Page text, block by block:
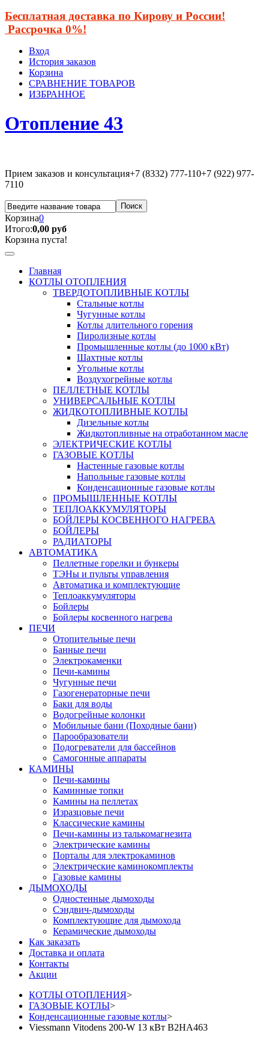
Бесплатная доставка по Кирову и России!
Рассрочка 0%!
Вход
История заказов
Корзина
СРАВНЕНИЕ ТОВАРОВ
ИЗБРАННОЕ
Отопление 43
Прием заказов и консультация+7 (8332) 777-110+7 (922) 977-
7110
Корзина0
Итого:0,00 руб
Корзина пуста!
Главная
КОТЛЫ ОТОПЛЕНИЯ
ТВЕРДОТОПЛИВНЫЕ КОТЛЫ
Стальные котлы
Чугунные котлы
Котлы длительного горения
Пиролизные котлы
Промышленные котлы (до 1000 кВт)
Шахтные котлы
Угольные котлы
Воздухогрейные котлы
ПЕЛЛЕТНЫЕ КОТЛЫ
УНИВЕРСАЛЬНЫЕ КОТЛЫ
ЖИДКОТОПЛИВНЫЕ КОТЛЫ
Дизельные котлы
Жидкотопливные на отработанном масле
ЭЛЕКТРИЧЕСКИЕ КОТЛЫ
ГАЗОВЫЕ КОТЛЫ
Настенные газовые котлы
Напольные газовые котлы
Конденсационные газовые котлы
ПРОМЫШЛЕННЫЕ КОТЛЫ
ТЕПЛОАККУМУЛЯТОРЫ
БОЙЛЕРЫ КОСВЕННОГО НАГРЕВА
БОЙЛЕРЫ
РАДИАТОРЫ
АВТОМАТИКА
Пеллетные горелки и бункеры
ТЭНы и пульты управления
Автоматика и комплектующие
Теплоаккумуляторы
Бойлеры
Бойлеры косвенного нагрева
ПЕЧИ
Отопительные печи
Банные печи
Электрокаменки
Печи-камины
Чугунные печи
Газогенераторные печи
Баки для воды
Водогрейные колонки
Мобильные бани (Походные бани)
Парообразователи
Подогреватели для бассейнов
Самогонные аппараты
КАМИНЫ
Печи-камины
Каминные топки
Камины на пеллетах
Изразцовые печи
Классические камины
Печи-камины из талькомагнезита
Электрические камины
Порталы для электрокаминов
Электрические каминокомплекты
Газовые камины
ДЫМОХОДЫ
Одностенные дымоходы
Сэндвич-дымоходы
Комплектующие для дымохода
Керамические дымоходы
Как заказать
Доставка и оплата
Контакты
Акции
КОТЛЫ ОТОПЛЕНИЯ>
ГАЗОВЫЕ КОТЛЫ>
Конденсационные газовые котлы>
Viessmann Vitodens 200-W 13 кВт B2HA463